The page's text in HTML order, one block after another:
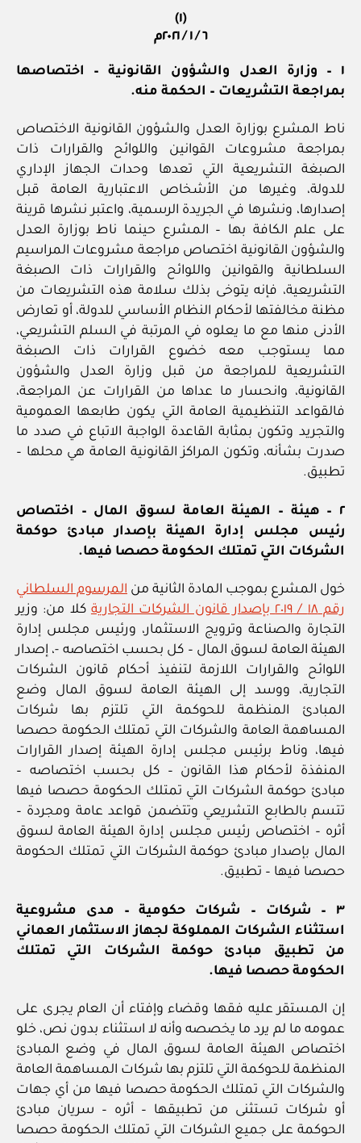
(١)
٦ / ١ / ٢٠٢١م
١ – وزارة العدل والشؤون القانونية – اختصاصها
بمراجعة التشريعات – الحكمة منه.
ناط المشرع بوزارة العدل والشؤون القانونية الاختصاص
بمراجعة مشروعات القوانين واللوائح والقرارات ذات
الصبغة التشريعية التي تعدها وحدات الجهاز الإداري
للدولة، وغيرها من الأشخاص الاعتبارية العامة قبل
إصدارها، ونشرها في الجريدة الرسمية، واعتبر نشرها قرينة
على علم الكافة بها – المشرع حينما ناط بوزارة العدل
والشؤون القانونية اختصاص مراجعة مشروعات المراسيم
السلطانية والقوانين واللوائح والقرارات ذات الصبغة
التشريعية، فإنه يتوخى بذلك سلامة هذه التشريعات من
مظنة مخالفتها لأحكام النظام الأساسي للدولة، أو تعارض
الأدنى منها مع ما يعلوه في المرتبة في السلم التشريعي،
مما يستوجب معه خضوع القرارات ذات الصبغة
التشريعية للمراجعة من قبل وزارة العدل والشؤون
القانونية، وانحسار ما عداها من القرارات عن المراجعة،
فالقواعد التنظيمية العامة التي يكون طابعها العمومية
والتجريد وتكون بمثابة القاعدة الواجبة الاتباع في صدد ما
صدرت بشأنه، وتكون المراكز القانونية العامة هي محلها –
تطبيق.
٢ – هيئة – الهيئة العامة لسوق المال – اختصاص
رئيس مجلس إدارة الهيئة بإصدار مبادئ حوكمة
الشركات التي تمتلك الحكومة حصصا فيها.
خول المشرع بموجب المادة الثانية من المرسوم السلطاني
رقم ١٨ / ٢٠١٩ بإصدار قانون الشركات التجارية
كلا من: وزير
التجارة والصناعة وترويج الاستثمار، ورئيس مجلس إدارة
الهيئة العامة لسوق المال – كل بحسب اختصاصه -، إصدار
اللوائح والقرارات اللازمة لتنفيذ أحكام قانون الشركات
التجارية، ووسد إلى الهيئة العامة لسوق المال وضع
المبادئ المنظمة للحوكمة التي تلتزم بها شركات
المساهمة العامة والشركات التي تمتلك الحكومة حصصا
فيها، وناط برئيس مجلس إدارة الهيئة إصدار القرارات
المنفذة لأحكام هذا القانون – كل بحسب اختصاصه –
مبادئ حوكمة الشركات التي تمتلك الحكومة حصصا فيها
تتسم بالطابع التشريعي وتتضمن قواعد عامة ومجردة –
أثره – اختصاص رئيس مجلس إدارة الهيئة العامة لسوق
المال بإصدار مبادئ حوكمة الشركات التي تمتلك الحكومة
حصصا فيها – تطبيق.
٣ – شركات – شركات حكومية – مدى مشروعية
استثناء الشركات المملوكة لجهاز الاستثمار العماني
من تطبيق مبادئ حوكمة الشركات التي تمتلك
الحكومة حصصا فيها.
إن المستقر عليه فقها وقضاء وإفتاء أن العام يجرى على
عمومه ما لم يرد ما يخصصه وأنه لا استثناء بدون نص، خلو
اختصاص الهيئة العامة لسوق المال في وضع المبادئ
المنظمة للحوكمة التي تلتزم بها شركات المساهمة العامة
والشركات التي تمتلك الحكومة حصصا فيها من أي جهات
أو شركات تستثنى من تطبيقها – أثره – سريان مبادئ
الحوكمة على جميع الشركات التي تمتلك الحكومة حصصا